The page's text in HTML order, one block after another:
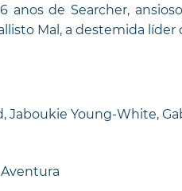
anos de Searcher,
Mal, a destemida líder
Jaboukie Young-White,